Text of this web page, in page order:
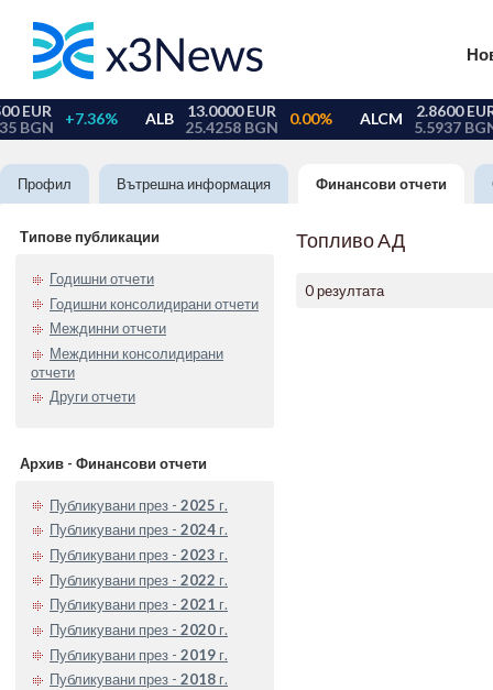
Профил Вътрешна информация Финансови отчети
Типове публикации
Годишни отчети
Годишни консолидирани отчети
Междинни отчети
Междинни консолидирани
отчети
Други отчети
Архив - Финансови отчети
Публикувани през - 2025 г.
Публикувани през - 2024 г.
Публикувани през - 2023 г.
Публикувани през - 2022 г.
Публикувани през - 2021 г.
Публикувани през - 2020 г.
Публикувани през - 2019 г.
Публикувани през - 2018 г.
Топливо АД
0 резултата